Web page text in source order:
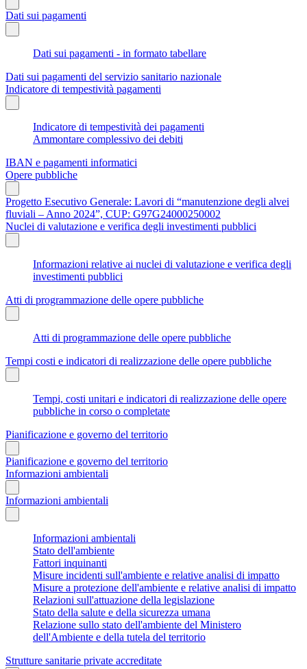
Dati sui pagamenti
Dati sui pagamenti - in formato tabellare
Dati sui pagamenti del servizio sanitario nazionale
Indicatore di tempestività pagamenti
Indicatore di tempestività dei pagamenti
Ammontare complessivo dei debiti
IBAN e pagamenti informatici
Opere pubbliche
Progetto Esecutivo Generale: Lavori di “manutenzione degli alvei
fluviali – Anno 2024”, CUP: G97G24000250002
Nuclei di valutazione e verifica degli investimenti pubblici
Informazioni relative ai nuclei di valutazione e verifica degli
investimenti pubblici
Atti di programmazione delle opere pubbliche
Atti di programmazione delle opere pubbliche
Tempi costi e indicatori di realizzazione delle opere pubbliche
Tempi, costi unitari e indicatori di realizzazione delle opere
pubbliche in corso o completate
Pianificazione e governo del territorio
Pianificazione e governo del territorio
Informazioni ambientali
Informazioni ambientali
Informazioni ambientali
Stato dell'ambiente
Fattori inquinanti
Misure incidenti sull'ambiente e relative analisi di impatto
Misure a protezione dell'ambiente e relative analisi di impatto
Relazioni sull'attuazione della legislazione
Stato della salute e della sicurezza umana
Relazione sullo stato dell'ambiente del Ministero
dell'Ambiente e della tutela del territorio
Strutture sanitarie private accreditate